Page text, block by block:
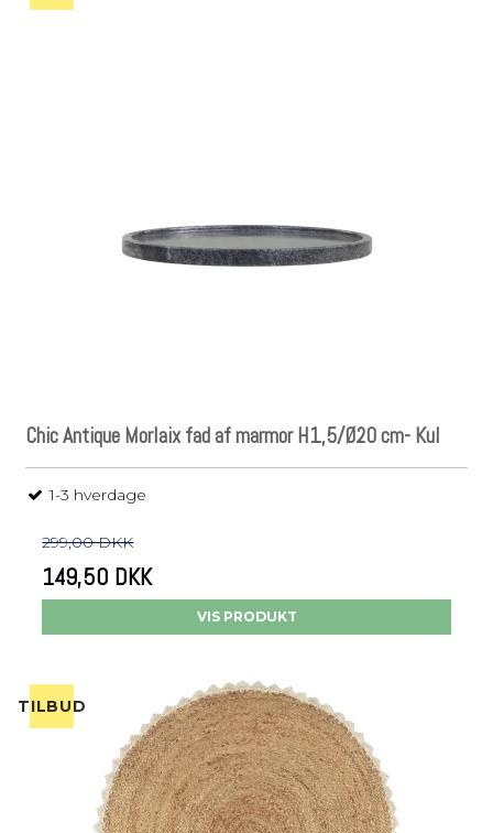
Chic Antique Morlaix fad af marmor H1,5/Ø20 cm- Kul
1-3 hverdage
299,00 DKK
149,50 DKK
VIS PRODUKT
TILBUD